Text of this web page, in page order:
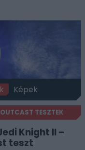
Képek
TESZTEK
Knight II –
teszt